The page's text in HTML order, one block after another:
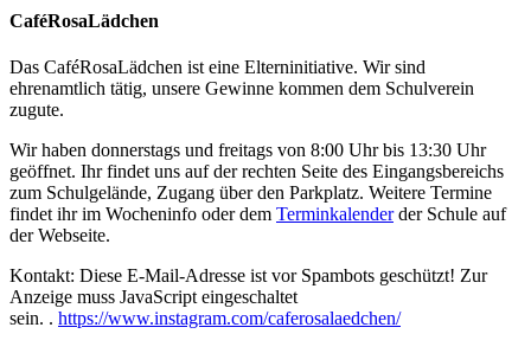
CaféRosaLädchen
Das CaféRosaLädchen ist eine Elterninitiative. Wir sind
ehrenamtlich tätig, unsere Gewinne kommen dem Schulverein
zugute.
Wir haben donnerstags und freitags von 8:00 Uhr bis 13:30 Uhr
geöffnet. Ihr findet uns auf der rechten Seite des Eingangsbereichs
zum Schulgelände, Zugang über den Parkplatz. Weitere Termine
findet ihr im Wocheninfo oder dem Terminkalenderder Schule auf
der Webseite.
Kontakt: Diese E-Mail-Adresse ist vor Spambots geschützt! Zur
Anzeige muss JavaScript eingeschaltet
sein. . https://www.instagram.com/caferosalaedchen/